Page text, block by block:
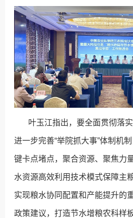
叶玉江指出，要全面贯彻落实
进一步完善“举院抓大事”体制机
键卡点堵点，聚合资源、聚焦力
水资源高效利用技术模式保障主
实现粮水协同配置和产能提升的
政策建议，打造节水增粮农科样板